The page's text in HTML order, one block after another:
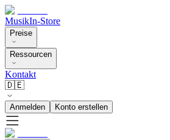
MusikIn-Store
Preise
Ressourcen
Kontakt
🇩🇪
Anmelden Konto erstellen